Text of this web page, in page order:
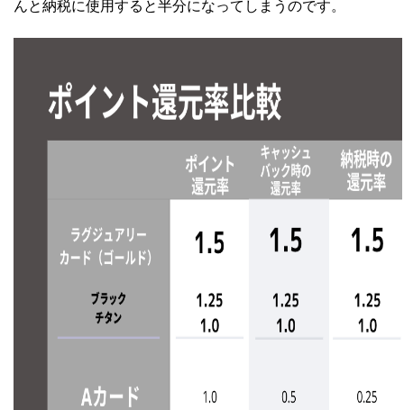
んと納税に使用すると半分になってしまうのです。